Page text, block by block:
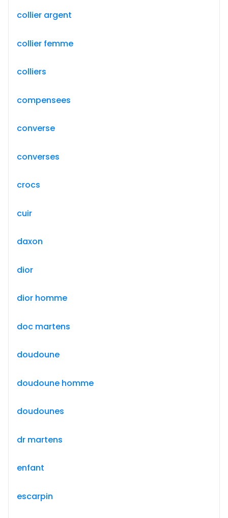
collier argent
collier femme
colliers
compensees
converse
converses
crocs
cuir
daxon
dior
dior homme
doc martens
doudoune
doudoune homme
doudounes
dr martens
enfant
escarpin